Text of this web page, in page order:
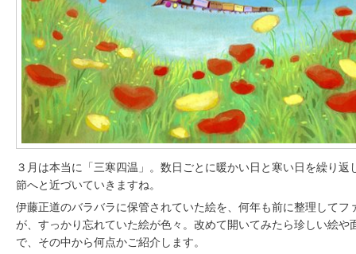
３月は本当に「三寒四温」。数日ごとに暖かい日と寒い日を繰り
節へと近づいていきますね。
伊藤正道のバラバラに保管されていた絵を、何年も前に整理してフ
が、すっかり忘れていた絵が色々。改めて開いてみたら珍しい絵や
で、その中から何点かご紹介します。